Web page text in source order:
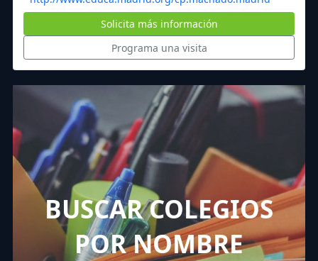
Solicita más información
Programa una visita
BUSCAR COLEGIOS
POR NOMBRE